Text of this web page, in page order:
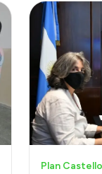
Plan Castello